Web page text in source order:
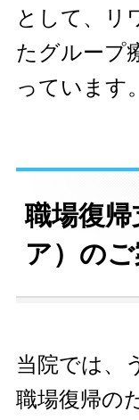
として、リ
たグループ
っています。
職場復
ア）の
当院では、
職場復帰の